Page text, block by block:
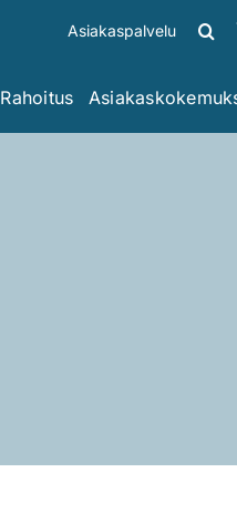
Asiakaspalvelu
Rahoitus